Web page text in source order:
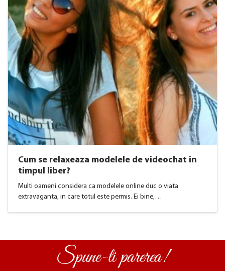
Cum se relaxeaza modelele de videochat in
timpul liber?
Multi oameni considera ca modelele online duc o viata
extravaganta, in care totul este permis. Ei bine,…
Spune-ti parerea!